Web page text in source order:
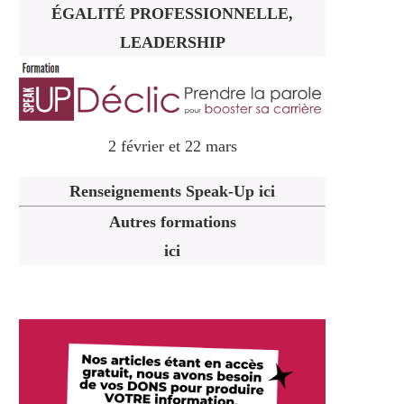
ÉGALITÉ PROFESSIONNELLE,
LEADERSHIP
2 février et 22 mars
Renseignements Speak-Up ici
Autres formations
ici